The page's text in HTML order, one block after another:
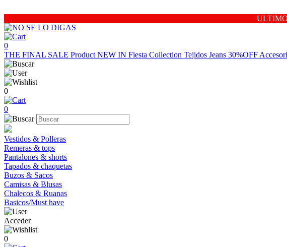
0
THE FINAL SALE Product NEW IN Fiesta Collection Tejidos Jeans 30%OFF
0
0
Vestidos & Polleras
Remeras & tops
Pantalones & shorts
Tapados & chaquetas
Buzos & Sacos
Camisas & Blusas
Chalecos & Ruanas
Basicos/Must have
Acceder
0